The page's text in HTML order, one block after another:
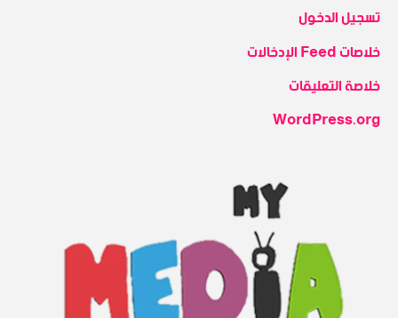
تسجيل الدخول
خلاصات Feed الإدخالات
خلاصة التعليقات
WordPress.org